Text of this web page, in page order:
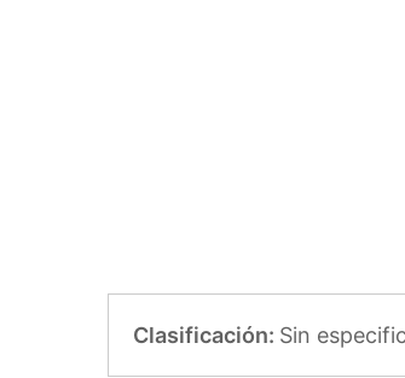
Clasificación: Sin